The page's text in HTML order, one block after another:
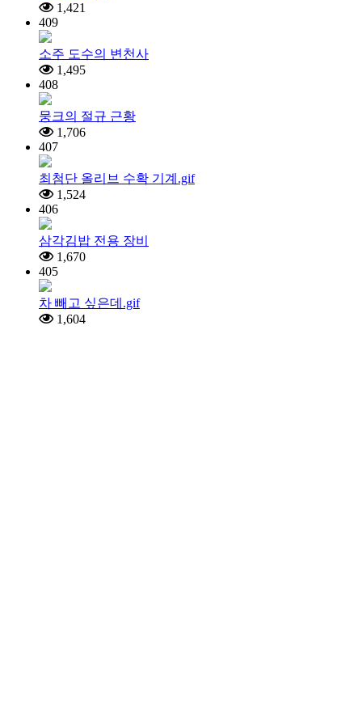
1,421
409
소주 도수의 변천사
1,495
408
뭉크의 절규 근황
1,706
407
최첨단 올리브 수확 기계.gif
1,524
406
삼각김밥 전용 장비
1,670
405
차 빼고 싶은데.gif
1,604